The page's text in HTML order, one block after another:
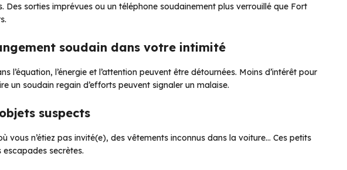
Des sorties imprévues ou un téléphone soudainement plus verrouillé que Fort
soudain dans votre intimité
l’équation, l’énergie et l’attention peuvent être détournées. Moins d’intérêt pour
un soudain regain d’efforts peuvent signaler un malaise.
suspects
vous n’étiez pas invité(e), des vêtements inconnus dans la voiture… Ces petits
secrètes.